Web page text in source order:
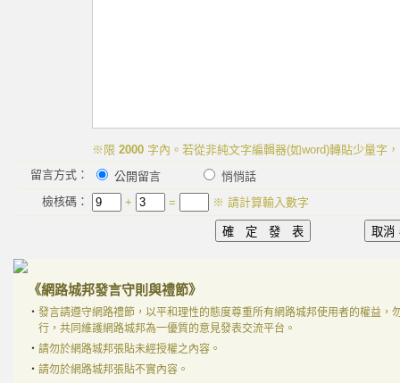
※限 2000 字內。若從非純文字編輯器(如word)轉貼少量字
留言方式：
公開留言
悄悄話
檢核碼：
+ = ※ 請計算輸入數字
《網路城邦發言守則與禮節》
‧ 發言請遵守網路禮節，以平和理性的態度尊重所有網路城邦使用者的權益，
行，共同維護網路城邦為一優質的意見發表交流平台。
‧ 請勿於網路城邦張貼未經授權之內容。
‧ 請勿於網路城邦張貼不實內容。